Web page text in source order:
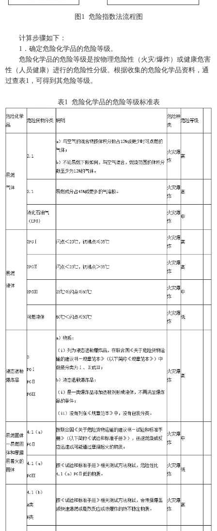
图1 危险指数法流程图
计算步骤如下：
1．确定危险化学品的危险等级。
危险化学品的危险等级是按物理危险性（火灾/爆炸）或健康危害
性（人员健康）进行的危险性分级。根据收集的危险化学品资料，通
过查表1，可得到其危险等级。
表1 危险化学品的危险等级标准表